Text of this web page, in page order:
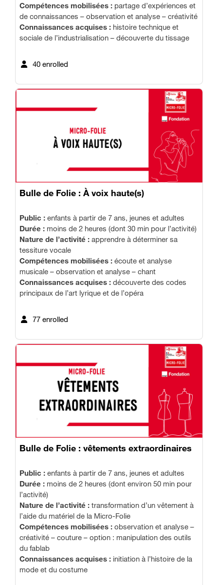
Compétences mobilisées : partage d’expériences et
de connaissances – observation et analyse – créativité
Connaissances acquises : histoire technique et
sociale de l’industrialisation – découverte du tissage
40 enrolled
Bulle de Folie : À voix haute(s)
Public : enfants à partir de 7 ans, jeunes et adultes
Durée : moins de 2 heures (dont 30 min pour l’activité)
Nature de l’activité : apprendre à déterminer sa
tessiture vocale
Compétences mobilisées : écoute et analyse
musicale – observation et analyse – chant
Connaissances acquises : découverte des codes
principaux de l’art lyrique et de l’opéra
77 enrolled
Bulle de Folie : vêtements extraordinaires
Public : enfants à partir de 7 ans, jeunes et adultes
Durée : moins de 2 heures (dont environ 50 min pour
l’activité)
Nature de l’activité : transformation d’un vêtement à
l’aide du matériel de la Micro-Folie
Compétences mobilisées : observation et analyse –
créativité – couture – option : manipulation des outils
du fablab
Connaissances acquises : initiation à l’histoire de la
mode et du costume